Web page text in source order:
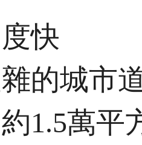
快
的城市
1.5萬平